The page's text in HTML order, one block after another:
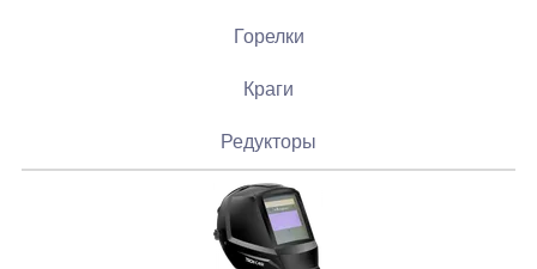
Горелки
Краги
Редукторы